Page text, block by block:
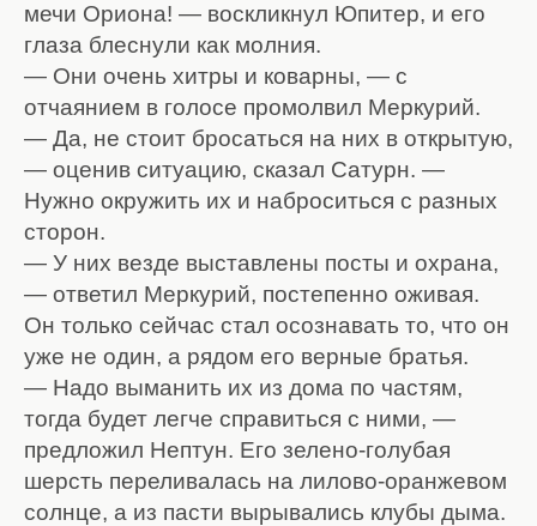
мечи Ориона! — воскликнул Юпитер, и его
глаза блеснули как молния.
— Они очень хитры и коварны, — с
отчаянием в голосе промолвил Меркурий.
— Да, не стоит бросаться на них в открытую,
— оценив ситуацию, сказал Сатурн. —
Нужно окружить их и наброситься с разных
сторон.
— У них везде выставлены посты и охрана,
— ответил Меркурий, постепенно оживая.
Он только сейчас стал осознавать то, что он
уже не один, а рядом его верные братья.
— Надо выманить их из дома по частям,
тогда будет легче справиться с ними, —
предложил Нептун. Его зелено-голубая
шерсть переливалась на лилово-оранжевом
солнце, а из пасти вырывались клубы дыма.